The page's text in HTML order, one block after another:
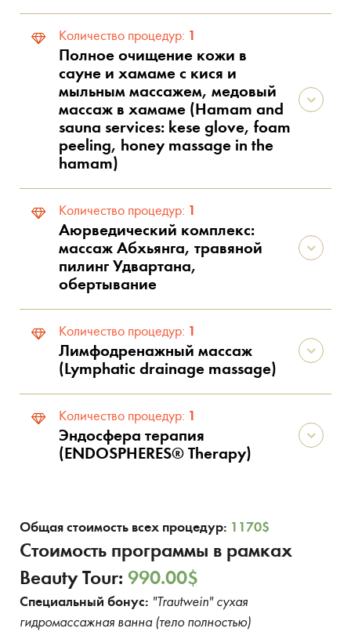
Количество процедур: 1
Полное очищение кожи в
сауне и хамаме с кися и
мыльным массажем, медовый
массаж в хамаме (Hamam and
sauna services: kese glove, foam
peeling, honey massage in the
hamam)
Количество процедур: 1
Аюрведический комплекс:
массаж Абхьянга, травяной
пилинг Удвартана,
обертывание
Количество процедур: 1
Лимфодренажный массаж
(Lymphatic drainage massage)
Количество процедур: 1
Эндосфера терапия
(ENDOSPHERES® Therapy)
Общая стоимость всех процедур: 1170$
Стоимость программы в рамках
Beauty Tour: 990.00$
Специальный бонус: "Trautwein" сухая
гидромассажная ванна (тело полностью)